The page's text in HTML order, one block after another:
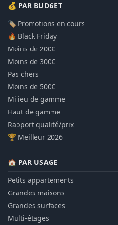
💰 PAR BUDGET
🏷️ Promotions en cours
🔥 Black Friday
Moins de 200€
Moins de 300€
Pas chers
Moins de 500€
Milieu de gamme
Haut de gamme
Rapport qualité/prix
🏆 Meilleur 2026
🏠 PAR USAGE
Petits appartements
Grandes maisons
Grandes surfaces
Multi-étages